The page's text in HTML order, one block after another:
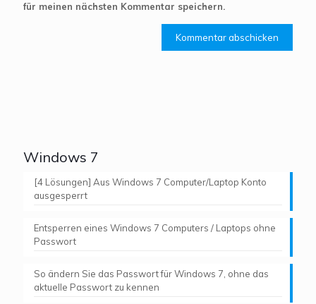
für meinen nächsten Kommentar speichern.
Windows 7
[4 Lösungen] Aus Windows 7 Computer/Laptop Konto
ausgesperrt
Entsperren eines Windows 7 Computers / Laptops ohne
Passwort
So ändern Sie das Passwort für Windows 7, ohne das
aktuelle Passwort zu kennen